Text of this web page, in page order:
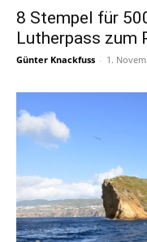
8 Stempel für
Lutherpass zum
Günter Knackfuss - 1.